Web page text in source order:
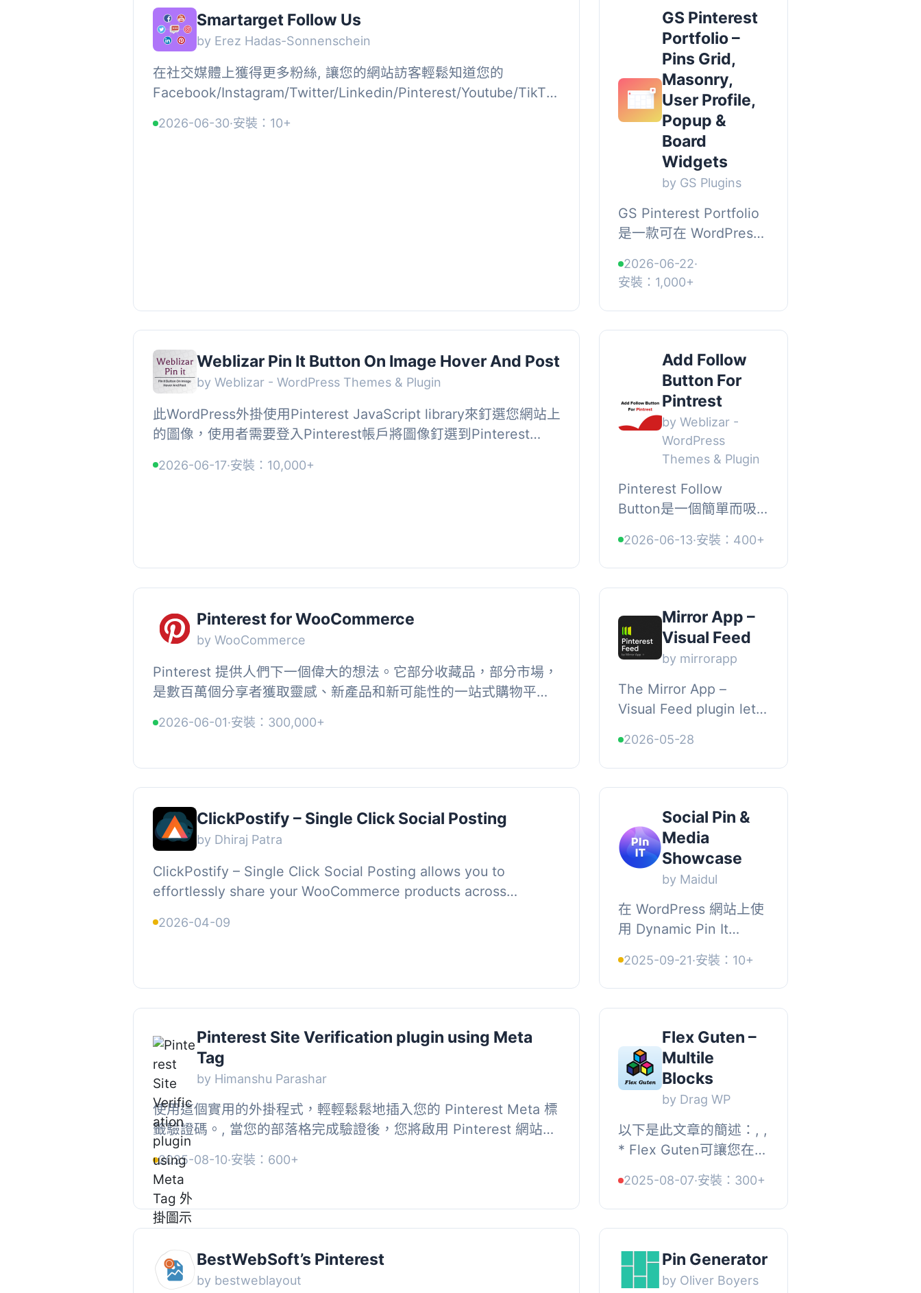
會，並優化搜尋引擎能
Smartarget Follow Us
by Erez Hadas-Sonnenschein
在社交媒體上獲得更多粉絲, 讓您的網站訪客輕鬆知道您的
Facebook/Instagram/Twitter/Linkedin/Pinterest/Youtube/TikTok
2026-06-30·安裝：10+
GS Pinterest
Portfolio –
Pins Grid,
Masonry,
User Profile,
Popup &
Board
Widgets
by GS Plugins
GS Pinterest Portfolio
是一款可在 WordPress
圖的外掛，支援多種版
面配置與小工具，採用
響應式設計，並提供短
代碼產生器，讓你輕鬆...
2026-06-22·
安裝：1,000+
Weblizar Pin It Button On Image Hover And Post
by Weblizar - WordPress Themes & Plugin
此WordPress外掛使用Pinterest JavaScript library來釘選您網站上
的圖像，使用者需要登入Pinterest帳戶將圖像釘選到Pinterest
2026-06-17·安裝：10,000+
Add Follow
Button For
Pintrest
by Weblizar -
WordPress
Themes & Plugin
Pinterest Follow
Button是一個簡單而吸
WordPress博客作者在
Pinterest帳戶上取得最
大的追隨者。Pinterest
是一個網絡和移動應用
公司，提...
2026-06-13·安裝：400+
Pinterest for WooCommerce
by WooCommerce
Pinterest 提供人們下一個偉大的想法。它部分收藏品，部分市場，
是數百萬個分享者獲取靈感、新產品和新可能性的一站式購物平
2026-06-01·安裝：300,000+
Mirror App –
Visual Feed
by mirrorapp
The Mirror App –
Visual Feed plugin lets
content on your
WordPress website in
a clean, customizable
feed., Connect your
Pinte...
2026-05-28
ClickPostify – Single Click Social Posting
by Dhiraj Patra
ClickPostify – Single Click Social Posting allows you to
effortlessly share your WooCommerce products across
2026-04-09
Social Pin &
Media
Showcase
by Maidul
在 WordPress 網站上使
用 Dynamic Pin It
Hover 外掛，讓使用者
可以使用 Pinterest
javascript 庫釘住你的圖
片到 Pinterest 帳戶中。
使用者...
2025-09-21·安裝：10+
Pinterest Site Verification plugin using Meta
Tag
by Himanshu Parashar
使用這個實用的外掛程式，輕輕鬆鬆地插入您的 Pinterest Meta 標
籤驗證碼。, 當您的部落格完成驗證後，您將啟用 Pinterest 網站分
析功能，這將顯示您的圖片有...
2025-08-10·安裝：600+
Flex Guten –
Multile
Blocks
by Drag WP
以下是此文章的簡述：, ,
* Flex Guten可讓您在
令人驚嘆的設計區塊。,
* 我們已經建立了幾個可
以免費使用的區塊，並
正在製作更多區塊，不...
2025-08-07·安裝：300+
BestWebSoft’s Pinterest
by bestweblayout
Pin Generator
by Oliver Boyers